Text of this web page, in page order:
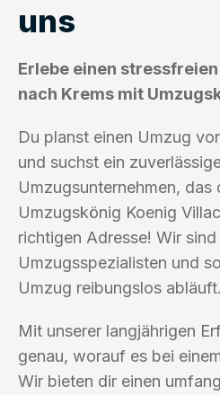
uns
Erlebe einen
nach Krems mit
Du planst einen Umzug
und suchst ein
Umzugsunternehmen, das
Umzugskönig Koenig
richtigen Adresse! Wir
Umzugsspezialisten und
Umzug reibungslos abläuft.
Mit unserer langjährigen
genau, worauf es bei
Wir bieten dir einen